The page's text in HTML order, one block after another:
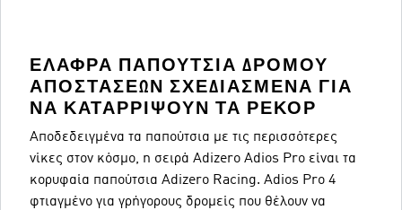
ΕΛΑΦΡΑ ΠΑΠΟΥΤΣΙΑ ΔΡΟΜΟΥ
ΑΠΟΣΤΑΣΕΩΝ ΣΧΕΔΙΑΣΜΕΝΑ ΓΙΑ
ΝΑ ΚΑΤΑΡΡΙΨΟΥΝ ΤΑ ΡΕΚΟΡ
Αποδεδειγμένα τα παπούτσια με τις περισσότερες
νίκες στον κόσμο, η σειρά Adizero Adios Pro είναι τα
κορυφαία παπούτσια Adizero Racing. Adios Pro 4
φτιαγμένο για γρήγορους δρομείς που θέλουν να